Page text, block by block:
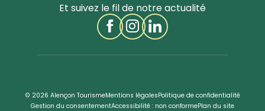
Et suivez le fil de notre actualité
© 2026 Alençon TourismeMentions légalesPolitique de confidentialité
Gestion du consentementAccessibilité : non conformePlan du site